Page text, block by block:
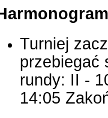
Turniej
przebiegać
rundy: II -
14:05